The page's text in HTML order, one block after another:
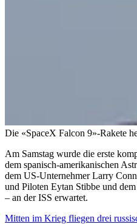
Die «SpaceX Falcon 9»-Rakete
Am Samstag wurde die erste
dem spanisch-amerikanischen
dem US-Unternehmer Larry
und Piloten Eytan Stibbe und
– an der ISS erwartet.
Mitten im Krieg fliegen drei